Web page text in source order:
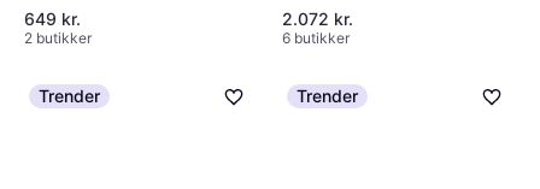
649 kr.
2 butikker
2.072 kr.
6 butikker
Trender Trender